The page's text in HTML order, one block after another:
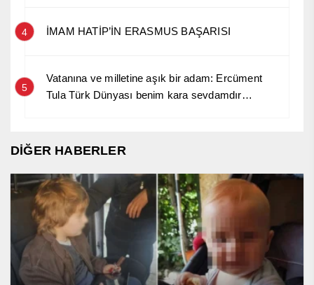
4 İMAM HATİP’İN ERASMUS BAŞARISI
5
Vatanına ve milletine aşık bir adam: Ercüment
Tula Türk Dünyası benim kara sevdamdır…
DİĞER HABERLER